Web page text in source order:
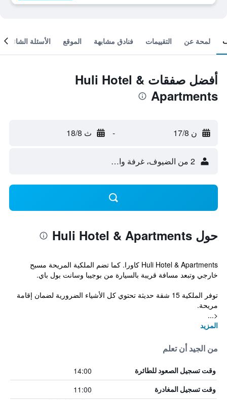
لمحة عن التقييمات فنادق مشابهة الموقع الأسئلة الشائعة
أفضل صفقات Huli Hotel &
Apartments
ن 17/8 - ث 18/8
2 من الضيوف، غرفة واحدة
حول Huli Hotel & Apartments
Huli Hotel & Apartments كاورا. كما تضم الملكية المريحة مسبح
خارجي وتبعد مسافة قريبة بالسيارة من بوجيبا وسانت بول باي.
توفر الملكية 15 شقة حديثة تحتوي كل الأشياء الضرورية لضمان إقامة
مريحة.
<...
المزيد
من الجيد أن تعلم
وقت تسجيل الصعود للطائرة 14:00
وقت تسجيل المغادرة 11:00